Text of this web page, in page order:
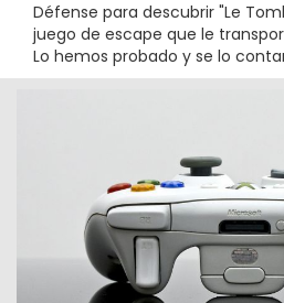
Défense para descubrir "Le
juego de escape que le
Lo hemos probado y se lo